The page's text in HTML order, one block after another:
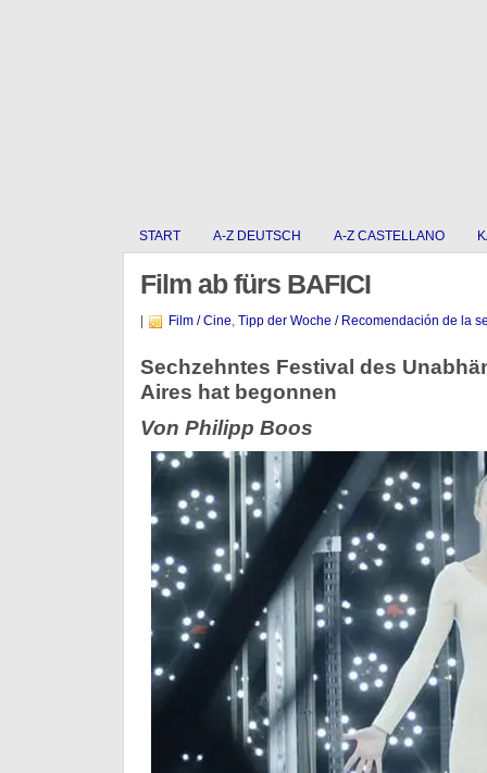
START A-Z DEUTSCH A-Z CASTELLANO
Film ab fürs BAFICI
Film / Cine, Tipp der Woche / Recomendación de la
Sechzehntes Festival des
Aires hat begonnen
Von Philipp Boos